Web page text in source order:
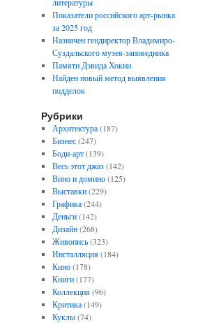
Показатели российского арт-рынка
за 2025 год
Назначен гендиректор Владимиро-
Суздальского музея-заповедника
Памяти Дэвида Хокни
Найден новый метод выявления
подделок
Рубрики
Архитектура(187)
Бизнес(247)
Боди-арт(139)
Весь этот джаз(142)
Вино и домино(125)
Выставки(229)
Графика(244)
Деньги(142)
Дизайн(268)
Живопись(323)
Инсталляция(184)
Кино(178)
Книги(177)
Коллекция(96)
Критика(149)
Куклы(74)